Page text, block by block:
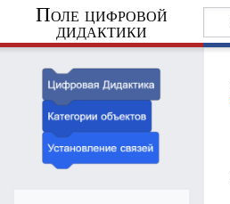
Поле цифровой
дидактики